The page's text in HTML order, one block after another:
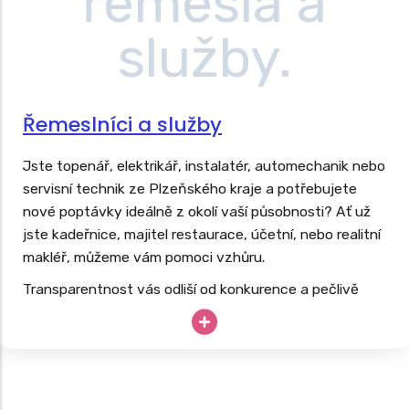
Řemeslníci a služby
Jste topenář, elektrikář, instalatér, automechanik nebo
servisní technik ze Plzeňského kraje a potřebujete
nové poptávky ideálně z okolí vaší působnosti? Ať už
jste kadeřnice, majitel restaurace, účetní, nebo realitní
makléř, můžeme vám pomoci vzhůru.
Transparentnost vás odliší od konkurence a pečlivě
budovaný web vás dlouhodobě posune nad konkurenci.
Vaše drahocenné hodiny, know-how a špičkové